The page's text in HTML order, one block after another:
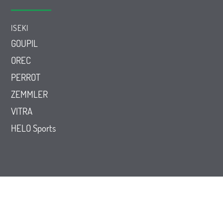
ISEKI
GOUPIL
OREC
PERROT
ZEMMLER
VITRA
HELO Sports